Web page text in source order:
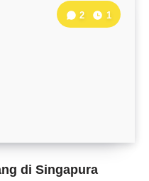
di Singapura
2 1